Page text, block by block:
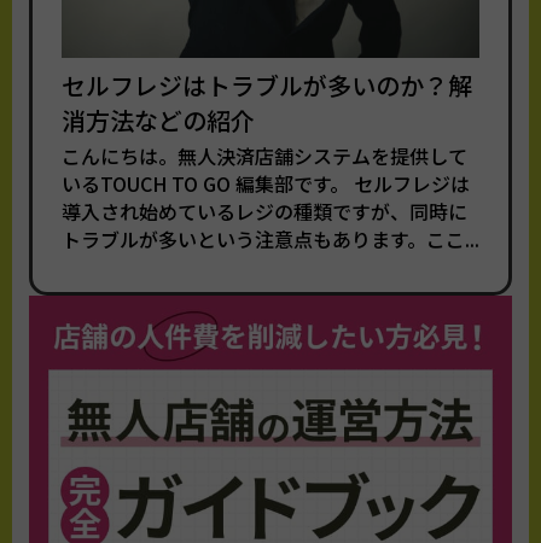
セルフレジはトラブルが多いのか？解
消方法などの紹介
こんにちは。無人決済店舗システムを提供して
いるTOUCH TO GO 編集部です。 セルフレジは
導入され始めているレジの種類ですが、同時に
トラブルが多いという注意点もあります。ここ...